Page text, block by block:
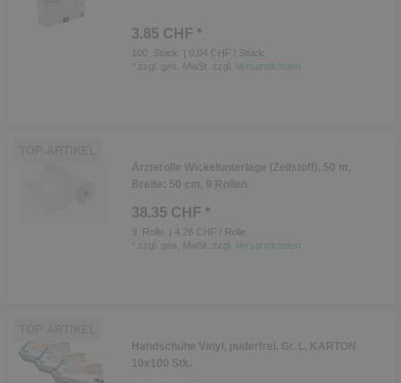
3.85 CHF *
100 Stück
| 0.04 CHF / Stück
zzgl. ges. MwSt. zzgl. Versandkosten
Ärzterolle Wickelunterlage (Zellstoff), 50 m,
Breite: 50 cm, 9 Rollen
38.35 CHF *
9 Rolle
| 4.26 CHF / Rolle
zzgl. ges. MwSt. zzgl. Versandkosten
Handschuhe Vinyl, puderfrei, Gr. L, KARTON
10x100 Stk.